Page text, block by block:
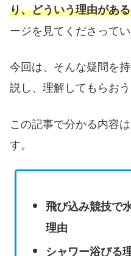
り、どういう理由があ
ージを見てくださってい
今回は、そんな疑問を
説し、理解してもらお
この記事で分かる内容
す。
飛び込み競技で
理由
シャワー浴びる